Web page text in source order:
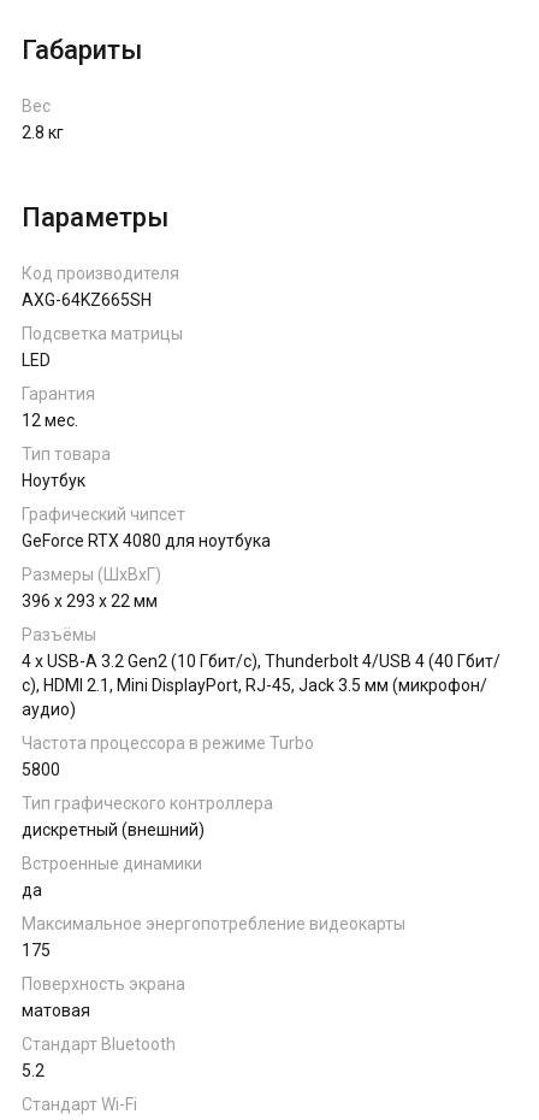
Габариты
Вес
2.8 кг
Параметры
Код производителя
AXG-64KZ665SH
Подсветка матрицы
LED
Гарантия
12 мес.
Тип товара
Ноутбук
Графический чипсет
GeForce RTX 4080 для ноутбука
Размеры (ШхВхГ)
396 x 293 x 22 мм
Разъёмы
4 x USB-A 3.2 Gen2 (10 Гбит/с), Thunderbolt 4/USB 4 (40 Гбит/
с), HDMI 2.1, Mini DisplayPort, RJ-45, Jack 3.5 мм (микрофон/
аудио)
Частота процессора в режиме Turbo
5800
Тип графического контроллера
дискретный (внешний)
Встроенные динамики
да
Максимальное энергопотребление видеокарты
175
Поверхность экрана
матовая
Стандарт Bluetooth
5.2
Стандарт Wi-Fi